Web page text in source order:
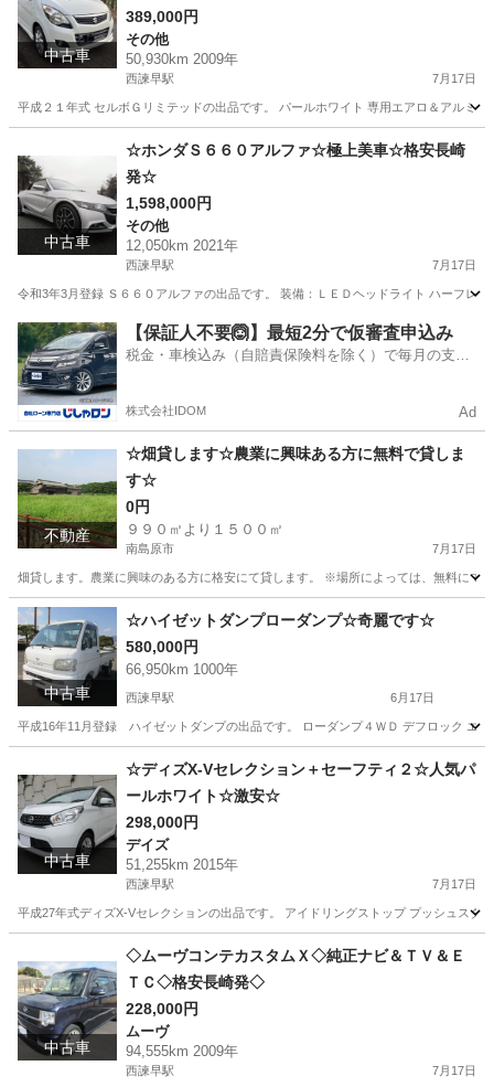
中古車
389,000円
その他
50,930km 2009年
西諫早駅 7月17日
平成２１年式 セルボＧリミテッドの出品です。 パールホワイト 専用エアロ＆アルミ
西諫早駅 その他
中古車
☆ホンダＳ６６０アルファ☆極上美車☆格安長崎
発☆
1,598,000円
その他
12,050km 2021年
西諫早駅 7月17日
令和3年3月登録 Ｓ６６０アルファの出品です。 装備：ＬＥＤヘッドライト ハーフレ
長崎 諫早市 西諫早駅 その他 S660
【保証人不要🙆】最短2分で仮審査申込み
税金・車検込み（自賠責保険料を除く）で毎月の支払
株式会社IDOM Ad
不動産
☆畑貸します☆農業に興味ある方に無料で貸しま
す☆
0円
９９０㎡より１５００㎡
南島原市 7月17日
畑貸します。農業に興味のある方に格安にて貸します。 ※場所によっては、無料にて
長崎 南島原市 土地販売/土地売買 格安
中古車
☆ハイゼットダンプローダンプ☆奇麗です☆
580,000円
66,950km 1000年
西諫早駅 6月17日
平成16年11月登録 ハイゼットダンプの出品です。 ローダンプ４ＷＤ デフロック エ
西諫早駅 ダイハツ ハイゼットダンプ
中古車
☆ディズX-Vセレクション＋セーフティ２☆人気パ
ールホワイト☆激安☆
298,000円
デイズ
51,255km 2015年
西諫早駅 7月17日
平成27年式ディズX-Vセレクションの出品です。 アイドリングストップ プッシュス
西諫早駅 デイズ ディズ
中古車
◇ムーヴコンテカスタムＸ◇純正ナビ＆ＴＶ＆Ｅ
ＴＣ◇格安長崎発◇
228,000円
ムーヴ
94,555km 2009年
西諫早駅 7月17日